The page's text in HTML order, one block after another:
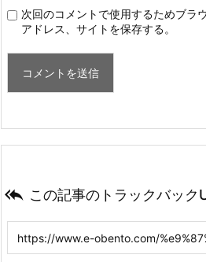
次回のコメントで使用するためブラ
アドレス、サイトを保存する。
 この記事のトラックバック